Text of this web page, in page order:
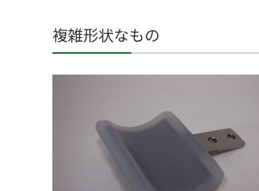
複雑形状なもの